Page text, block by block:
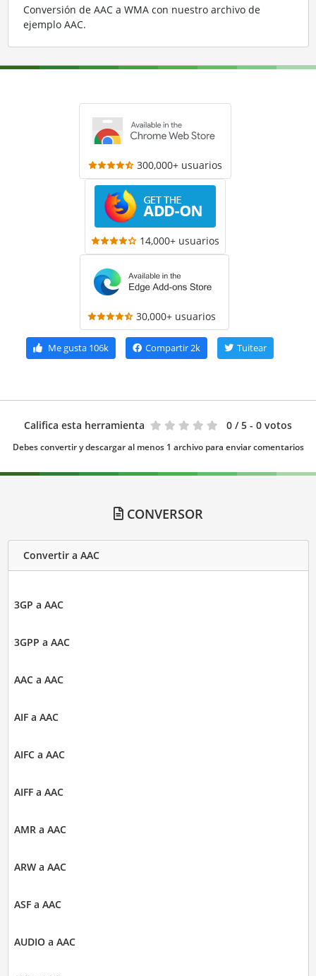
Conversión de AAC a WMA con nuestro archivo de
ejemplo AAC.
300,000+ usuarios
14,000+ usuarios
30,000+ usuarios
Me gusta106k Compartir2k Tuitear
Califica esta herramienta 0 / 5 - 0 votos
Debes convertir y descargar al menos 1 archivo para enviar comentarios
CONVERSOR
Convertir a AAC
3GP a AAC
3GPP a AAC
AAC a AAC
AIF a AAC
AIFC a AAC
AIFF a AAC
AMR a AAC
ARW a AAC
ASF a AAC
AUDIO a AAC